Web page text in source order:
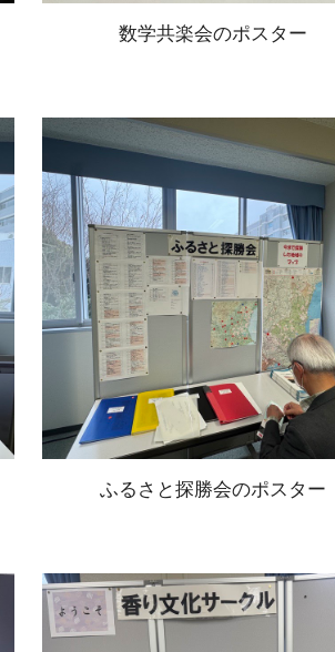
数学共楽会のポスター
ふるさと探勝会のポスター